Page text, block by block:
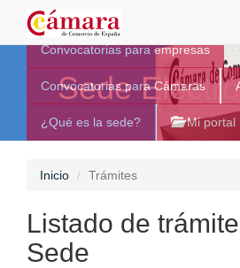
Sede
Convocatorias para empresas
Convocatorias para Cámaras
¿Qué es la sede? Mi portal
Inicio Trámites
Listado de
Sede